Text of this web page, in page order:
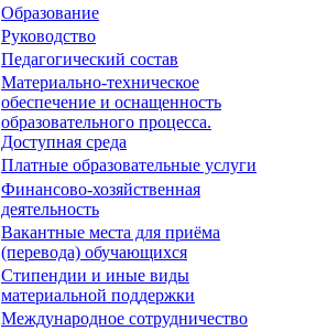
Образование
Руководство
Педагогический состав
Материально-техническое
обеспечение и оснащенность
образовательного процесса.
Доступная среда
Платные образовательные услуги
Финансово-хозяйственная
деятельность
Вакантные места для приёма
(перевода) обучающихся
Стипендии и иные виды
материальной поддержки
Международное сотрудничество